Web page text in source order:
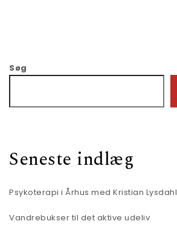
Søg
Seneste indlæg
Psykoterapi i Århus med Kristian Lysdahl
Vandrebukser til det aktive udeliv